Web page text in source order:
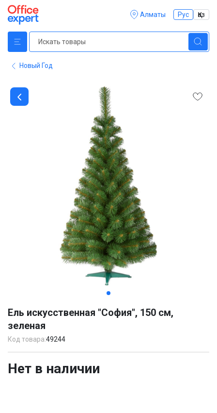
Алматы Рус Қаз
Новый Год
of
2
Ель искусственная "София", 150 см,
зеленая
Код товара:49244
Нет в наличии